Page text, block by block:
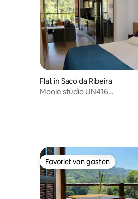
Flat in Saco da Ribeira
Mooie studio UN416
Favoriet van gasten
Favoriet van gasten